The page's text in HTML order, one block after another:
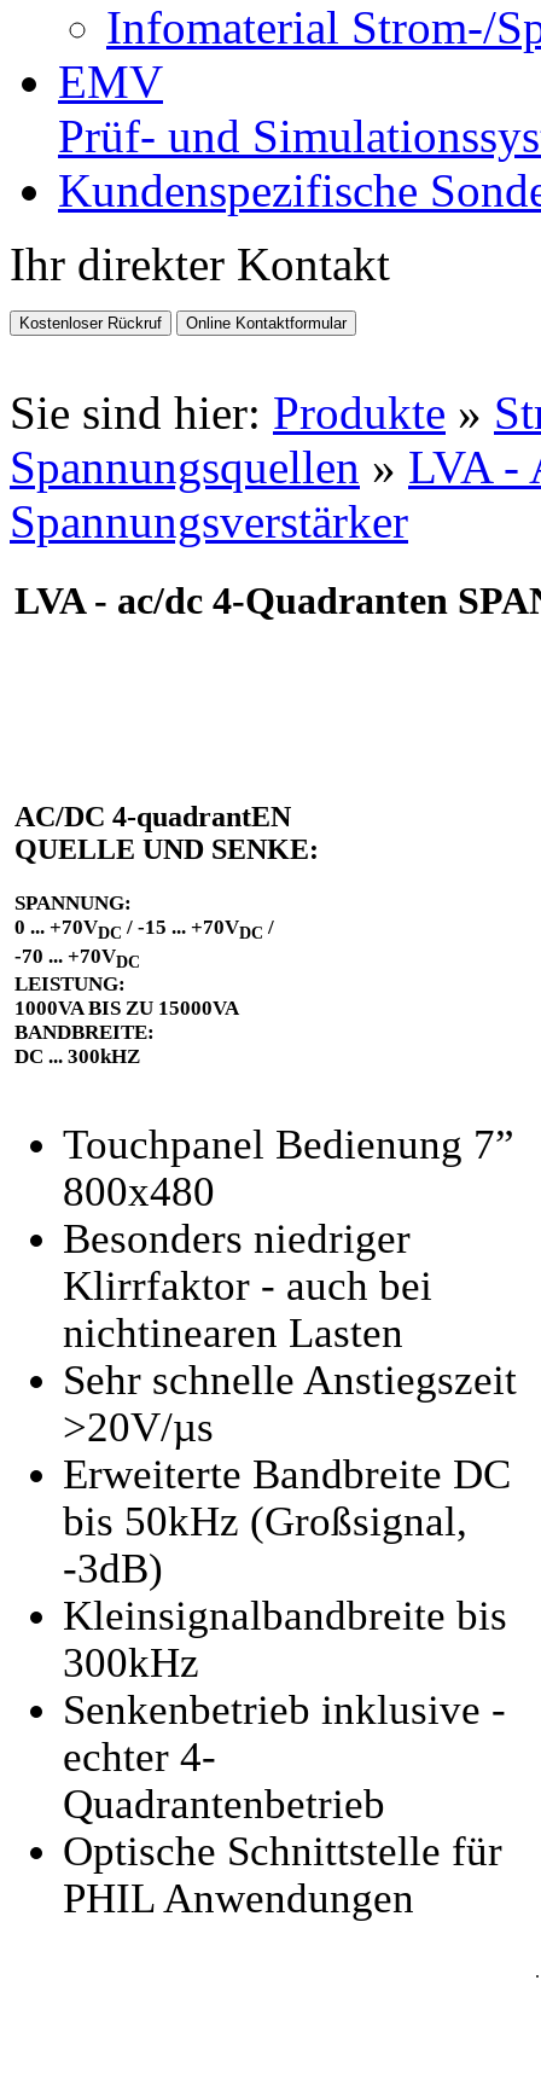
Infomaterial Strom-/
EMV
Prüf- und
Kundenspezifische
Ihr direkter Kontakt
Sie sind hier: Produkte »
Spannungsquellen » LVA -
Spannungsverstärker
LVA - ac/dc 4-Quadranten
AC/DC 4-quadrantEN
QUELLE UND SENKE:
SPANNUNG:
0 ... +70VDC / -15 ... +70VDC /
-70 ... +70VDC
LEISTUNG:
1000VA BIS ZU 15000VA
BANDBREITE:
DC ... 300kHZ
Touchpanel Bedienung 7”
800x480
Besonders niedriger
Klirrfaktor - auch bei
nichtinearen Lasten
Sehr schnelle Anstiegszeit
>20V/µs
Erweiterte Bandbreite DC
bis 50kHz (Großsignal,
-3dB)
Kleinsignalbandbreite bis
300kHz
Senkenbetrieb inklusive -
echter 4-
Quadrantenbetrieb
Optische Schnittstelle für
PHIL Anwendungen